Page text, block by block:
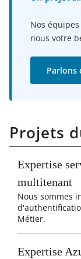
Nos
nous votre
Parlons
Projets
Expertise
multitenant
Nous sommes
Métier.
Expertise